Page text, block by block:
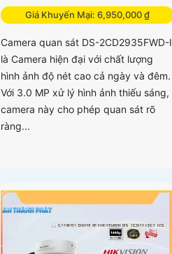
Giá Khuyến Mại: 6,950,000 ₫
Camera quan sát DS-2CD2935FWD-I
là Camera hiện đại với chất lượng
hình ảnh độ nét cao cả ngày và đêm.
Với 3.0 MP xử lý hình ảnh thiếu sáng,
camera này cho phép quan sát rõ
ràng...